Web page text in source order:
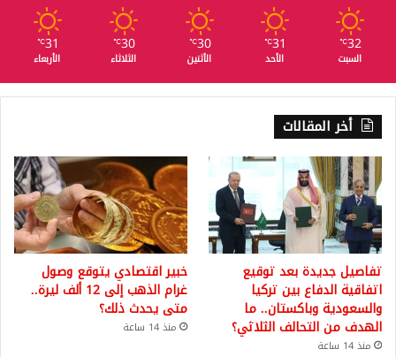
32
℃
السبت
31
℃
الأحد
30
℃
الأثنين
30
℃
الثلاثاء
31
℃
الأربعاء
أخر المقالات
تفاصيل جديدة بعد توقيع
اتفاقية الدفاع بين تركيا
والسعودية وباكستان.. ما
الهدف من التحالف الثلاثي؟
منذ 14 ساعة
خبير اقتصادي يتوقع وصول
غرام الذهب إلى 12 ألف ليرة..
متى يحدث ذلك؟
منذ 14 ساعة